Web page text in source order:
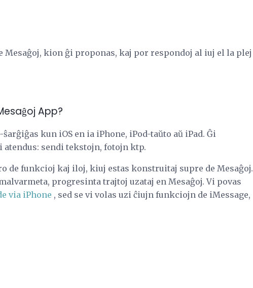
kion ĝi proponas, kaj por respondoj al iuj el la plej
App?
kun iOS en ia iPhone, iPod-taŭto aŭ iPad. Ĝi
sendi tekstojn, fotojn ktp.
de funkcioj kaj iloj, kiuj estas konstruitaj supre de Mesaĝoj.
progresinta trajtoj uzataj en Mesaĝoj. Vi povas
via iPhone , sed se vi volas uzi ĉiujn funkciojn de iMessage,